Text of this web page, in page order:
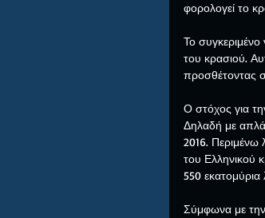
φορολογεί το
Το
του κρασιού.
προσθέτοντας
Ο στόχος για
Δηλαδή με απλά
2016. Περιμένω
του Ελληνικού
550 εκατομύρια
Σύμφωνα με την